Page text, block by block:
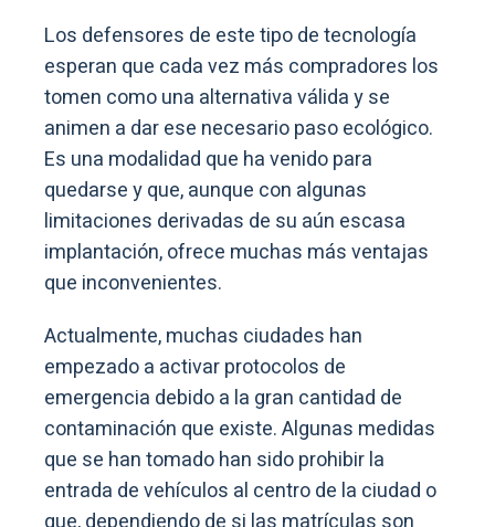
Los defensores de este tipo de tecnología
esperan que cada vez más compradores los
tomen como una alternativa válida y se
animen a dar ese necesario paso ecológico.
Es una modalidad que ha venido para
quedarse y que, aunque con algunas
limitaciones derivadas de su aún escasa
implantación, ofrece muchas más ventajas
que inconvenientes.
Actualmente, muchas ciudades han
empezado a activar protocolos de
emergencia debido a la gran cantidad de
contaminación que existe. Algunas medidas
que se han tomado han sido prohibir la
entrada de vehículos al centro de la ciudad o